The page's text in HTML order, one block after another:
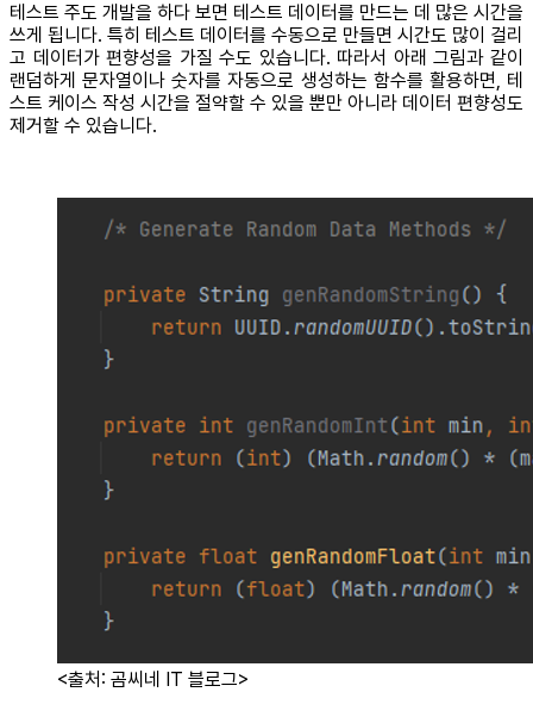
테스트 주도 개발을 하다 보면 테스트 데이터를 만드는 데 많은 시간을
쓰게 됩니다. 특히 테스트 데이터를 수동으로 만들면 시간도 많이 걸리
고 데이터가 편향성을 가질 수도 있습니다. 따라서 아래 그림과 같이
랜덤하게 문자열이나 숫자를 자동으로 생성하는 함수를 활용하면, 테
스트 케이스 작성 시간을 절약할 수 있을 뿐만 아니라 데이터 편향성도
제거할 수 있습니다.
<출처: 곰씨네 IT 블로그>